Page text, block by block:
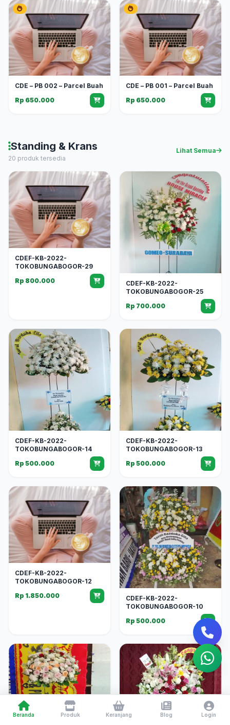
CDE – PB 002 – Parcel Buah
Rp 650.000
CDE – PB 001 – Parcel Buah
Rp 650.000
Standing & Krans
20 produk tersedia
Lihat Semua
CDEF-KB-2022-
TOKOBUNGABOGOR-29
Rp 800.000
CDEF-KB-2022-
TOKOBUNGABOGOR-25
Rp 700.000
CDEF-KB-2022-
TOKOBUNGABOGOR-14
Rp 500.000
CDEF-KB-2022-
TOKOBUNGABOGOR-13
Rp 500.000
CDEF-KB-2022-
TOKOBUNGABOGOR-12
Rp 1.850.000
CDEF-KB-2022-
TOKOBUNGABOGOR-10
Rp 500.000
Beranda Produk Keranjang Blog Login